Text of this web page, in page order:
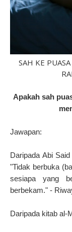
SAH KE
Apakah sah
Jawapan:
Daripada Abi
"Tidak berbuka
sesiapa yang
berbekam." -
Daripada kitab al-